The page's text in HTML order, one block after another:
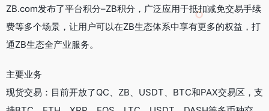
ZB.com发布了平台积分–ZB积分，广泛应用于抵扣减免交易手续
费等多个场景，让用户可以在ZB生态体系中享有更多的权益，打
通ZB生态全产业服务。
主要业务
现货交易：目前开放了QC、ZB、USDT、BTC和PAX交易区，支